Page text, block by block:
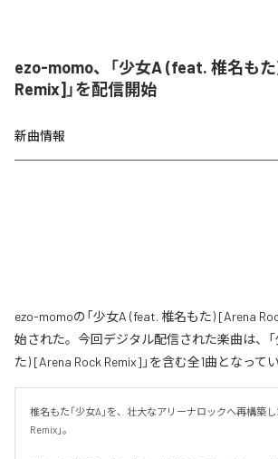
ezo-momo、「少女A (feat. 椎名も
Remix]」を配信開始
新曲情報
ezo-momoの「少女A (feat. 椎名もた) [Arena
始された。今回デジタル配信された楽曲は、
た) [Arena Rock Remix]」を含む全1曲となってい
椎名もた「少女A」を、壮大なアリーナロックへ再構築し
Remix」。